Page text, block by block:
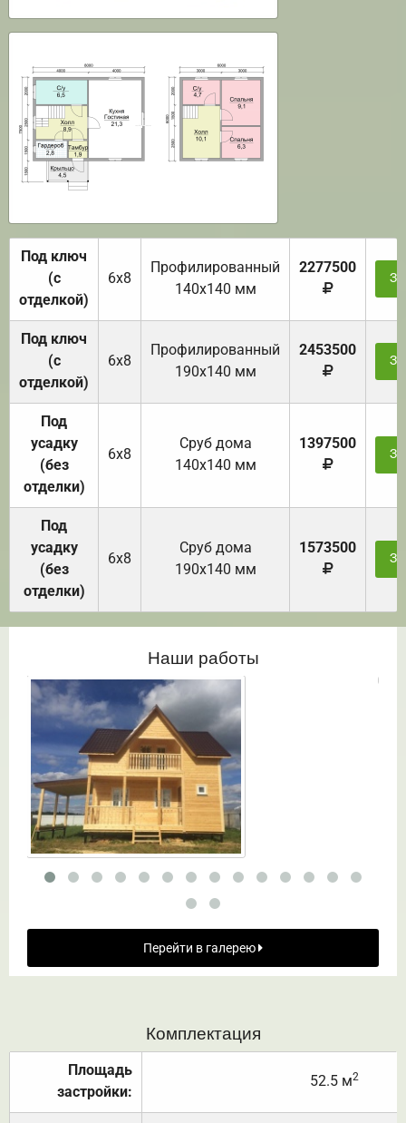
Под ключ
(с
отделкой)
6х8
Профилированный
140х140 мм
2277500
Под ключ
(с
отделкой)
6х8
Профилированный
190х140 мм
2453500
Под
усадку
(без
отделки)
6х8
Cруб дома
140х140 мм
1397500
Под
усадку
(без
отделки)
6х8
Cруб дома
190х140 мм
1573500
Наши работы
Перейти в галерею
Комплектация
Площадь
застройки:
52.5 м2